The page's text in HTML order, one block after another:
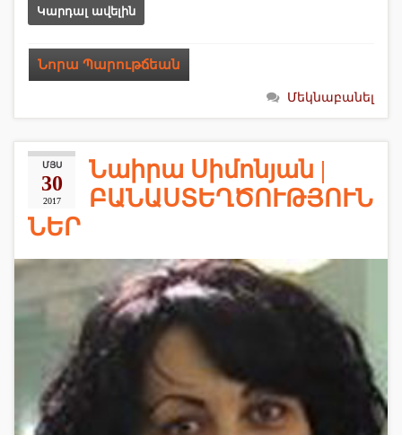
Կարդալ ավելին
Նորա Պարութճեան
Մեկնաբանել
ՄՅՍ
30
2017
Նաիրա Սիմոնյան |
ԲԱՆԱՍՏԵՂԾՈՒԹՅՈՒՆ
ՆԵՐ